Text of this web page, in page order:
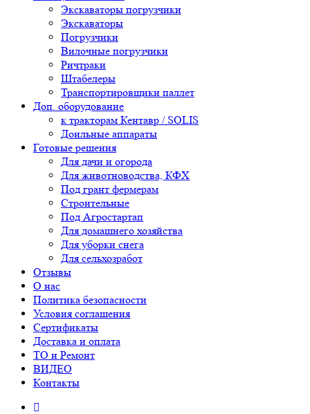
Экскаваторы погрузчики
Экскаваторы
Погрузчики
Вилочные погрузчики
Ричтраки
Штабелеры
Транспортировщики паллет
Доп. оборудование
к тракторам Кентавр / SOLIS
Доильные аппараты
Готовые решения
Для дачи и огорода
Для животноводства, КФХ
Под грант фермерам
Строительные
Под Агростартап
Для домашнего хозяйства
Для уборки снега
Для сельхозработ
Отзывы
О нас
Политика безопасности
Условия соглашения
Сертификаты
Доставка и оплата
ТО и Ремонт
ВИДЕО
Контакты